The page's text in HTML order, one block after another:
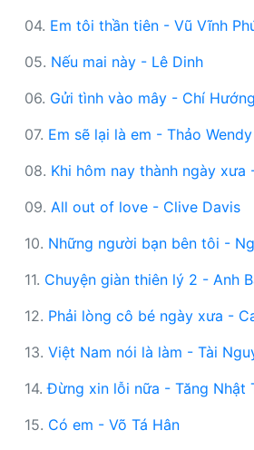
04. Em tôi thần tiên - Vũ Vĩnh
05. Nếu mai này - Lê Dinh
06. Gửi tình vào mây - Chí Hướng
07. Em sẽ lại là em - Thảo Wendy
08. Khi hôm nay thành ngày xưa
09. All out of love - Clive Davis
10. Những người bạn bên tôi -
11. Chuyện giàn thiên lý 2 - Anh
12. Phải lòng cô bé ngày xưa -
13. Việt Nam nói là làm - Tài
14.Đừng xin lỗi nữa - Tăng Nhật
15. Có em - Võ Tá Hân